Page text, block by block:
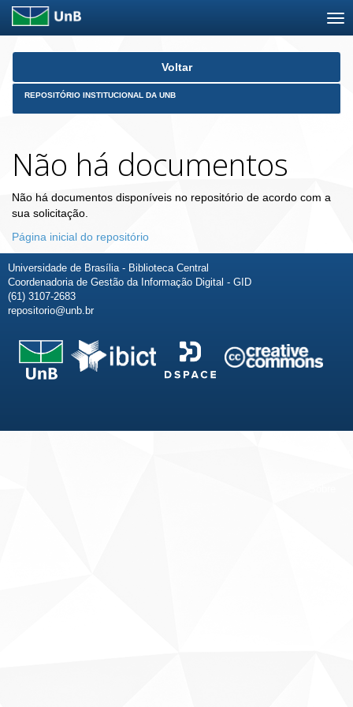
Skip
Voltar
REPOSITÓRIO INSTITUCIONAL DA UNB
Não há documentos
Não há documentos disponíveis no repositório de acordo com a
sua solicitação.
Página inicial do repositório
Universidade de Brasília - Biblioteca Central
Coordenadoria de Gestão da Informação Digital - GID
(61) 3107-2683
repositorio@unb.br